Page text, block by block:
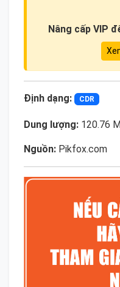
Nâng cấp VIP
Định dạng: CDR
Dung lượng: 120.76
Nguồn: Pikfox.com